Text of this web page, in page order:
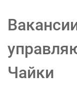
Чайки